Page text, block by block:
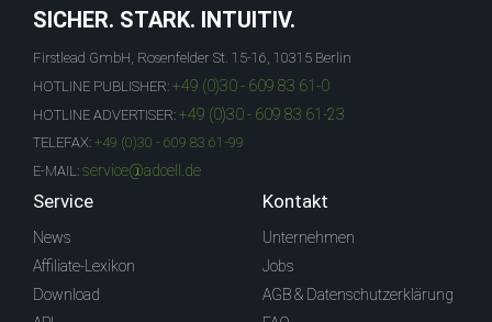
SICHER. STARK. INTUITIV.
Firstlead GmbH, Rosenfelder St. 15-16, 10315 Berlin
HOTLINE PUBLISHER: +49 (0)30 - 609 83 61-0
HOTLINE ADVERTISER: +49 (0)30 - 609 83 61-23
TELEFAX: +49 (0)30 - 609 83 61-99
E-MAIL: service@adcell.de
Service
News
Affiliate-Lexikon
Download
Kontakt
Unternehmen
Jobs
AGB & Datenschutzerklärung